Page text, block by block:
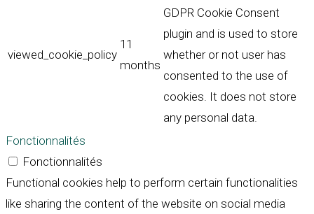
viewed_cookie_policy
11
months
GDPR Cookie Consent
plugin and is used to store
whether or not user has
consented to the use of
cookies. It does not store
any personal data.
Fonctionnalités
Fonctionnalités
Functional cookies help to perform certain functionalities
like sharing the content of the website on social media